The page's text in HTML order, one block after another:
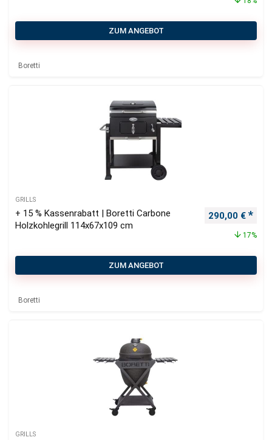
ZUM ANGEBOT
Boretti
GRILLS
+ 15 % Kassenrabatt | Boretti Carbone
Holzkohlegrill 114x67x109 cm
290,00 €
17%
ZUM ANGEBOT
Boretti
GRILLS